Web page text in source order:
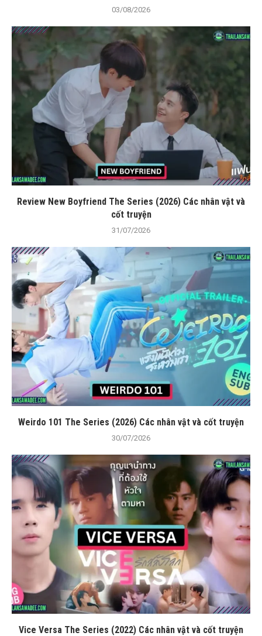
03/08/2026
Review New Boyfriend The Series (2026) Các nhân vật và
cốt truyện
31/07/2026
Weirdo 101 The Series (2026) Các nhân vật và cốt truyện
30/07/2026
Vice Versa The Series (2022) Các nhân vật và cốt truyện